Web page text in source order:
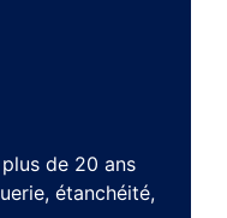
de 20 ans
étanchéité,